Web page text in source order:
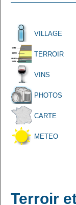
VILLAGE
TERROIR
VINS
PHOTOS
CARTE
METEO
Terroir